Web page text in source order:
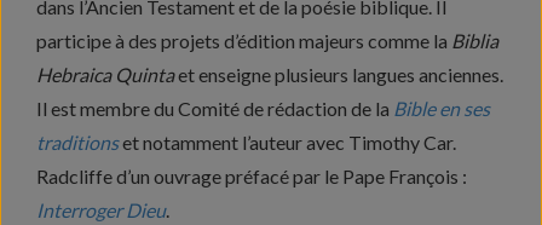
dans l’Ancien Testament et de la poésie biblique. Il
participe à des projets d’édition majeurs comme la Biblia
Hebraica Quintaet enseigne plusieurs langues anciennes.
Il est membre du Comité de rédaction de la Bible en ses
traditionset notamment l’auteur avec Timothy Car.
Radcliffe d’un ouvrage préfacé par le Pape François :
Interroger Dieu.